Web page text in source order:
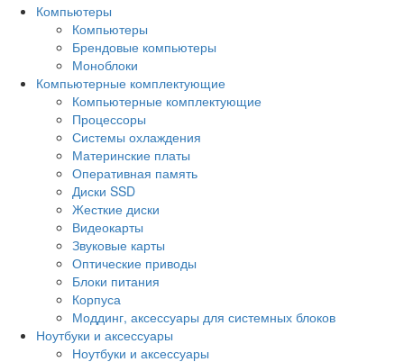
Компьютеры
Компьютеры
Брендовые компьютеры
Моноблоки
Компьютерные комплектующие
Компьютерные комплектующие
Процессоры
Системы охлаждения
Материнские платы
Оперативная память
Диски SSD
Жесткие диски
Видеокарты
Звуковые карты
Оптические приводы
Блоки питания
Корпуса
Моддинг, аксессуары для системных блоков
Ноутбуки и аксессуары
Ноутбуки и аксессуары